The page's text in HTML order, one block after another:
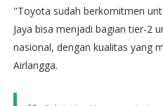
"Toyota sudah berkomitmen
Jaya bisa menjadi bagian tier-2
nasional, dengan kualitas yang
Airlangga.